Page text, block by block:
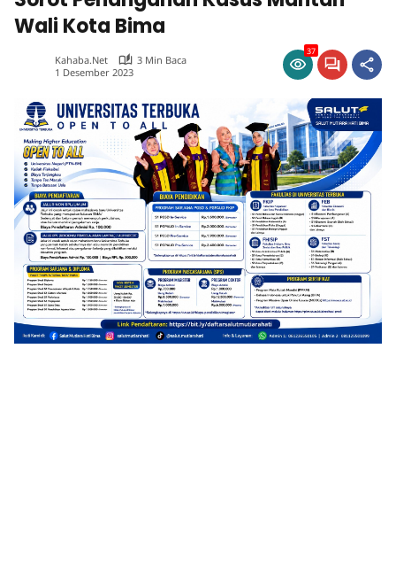
Wali Kota Bima
Kahaba.net
3 Min Baca
1 Desember 2023
37